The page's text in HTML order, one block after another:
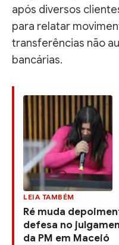
após diversos
para relatar
transferências não
bancárias.
LEIA TAMBÉM
Ré muda
defesa no
da PM em Maceió